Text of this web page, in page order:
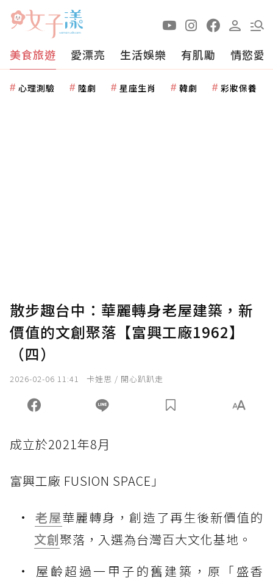
美食旅遊 愛漂亮 生活娛樂 有肌勵 情慾愛
心理測驗 陸劇 星座生肖 韓劇 彩妝保養
散步趣台中：華麗轉身老屋建築，新
價值的文創聚落【富興工廠1962】
（四）
2026-02-06 11:41 卡娃思 / 開心趴趴走
成立於2021年8月
富興工廠 FUSION SPACE」
老屋華麗轉身，創造了再生後新價值的
文創聚落，入選為台灣百大文化基地。
屋齡超過一甲子的舊建築，原「盛香